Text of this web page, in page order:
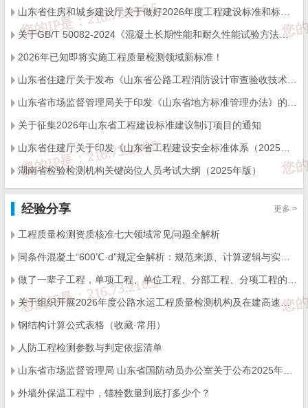
山东省住房和城乡建设厅关于做好2026年度工程建设标准和标准设计宣讲工作的通知
关于GB/T 50082-2024《混凝土长期性能和耐久性能试验方法标准》国家标准勘误的说明
2026年已知即将实施工程质量检测领域新标准！
山东省住建厅关于发布《山东省公路工程消防设计审查验收技术指南》的通知
山东省市场监督管理局关于印发《山东省地方标准管理办法》的通知
关于征集2026年山东省工程建设标准建议制订项目的通知
山东省住建厅关于印发《山东省工程建设安全标准体系（2025年）》的通知
湖南省检验检测机构关键岗位人员考试大纲（2025年版）
更多 >
经验分享
工程质量检测资质核准七大领域常见问题全解析
同条件混凝土“600℃·d”规定全解析：规范来源、计算逻辑与实操要点
做了一辈子工程，单项工程、单位工程、分部工程、分项工程的划分，你能分清楚吗
关于组织开展2026年度公路水运工程质量检测机构及在建高速公路项目工地试验室比对试验的通知
钢结构计算公式表格（收藏·常用）
人防工程检测参数与判定依据清单
山东省市场监督管理局 山东省国防动员办公室关于公布2025年度综合类检验检测机构监督抽查结果的通知
外墙外保温工程中，锚栓数量到底打多少个？